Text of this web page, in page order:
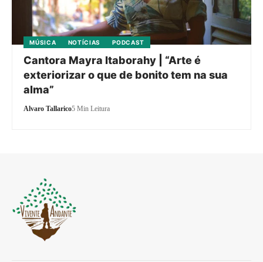
MÚSICA NOTÍCIAS PODCAST
Cantora Mayra Itaborahy | “Arte é
exteriorizar o que de bonito tem na sua
alma”
Alvaro Tallarico5 Min Leitura